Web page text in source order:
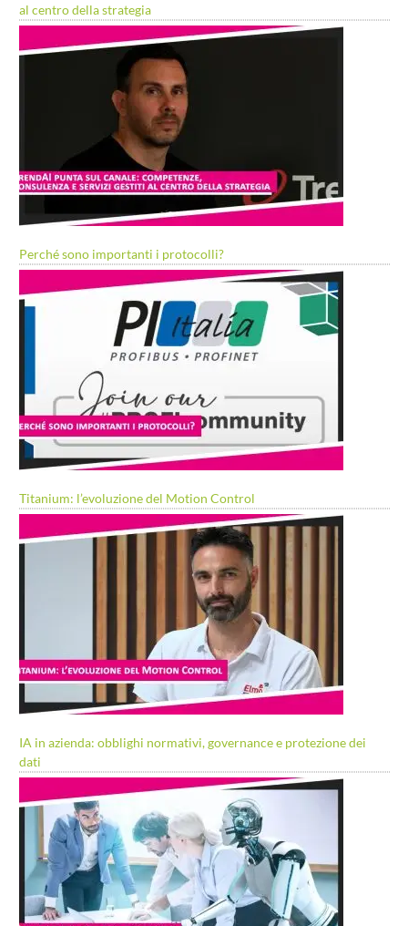
al centro della strategia
Perché sono importanti i protocolli?
Titanium: l’evoluzione del Motion Control
IA in azienda: obblighi normativi, governance e protezione dei
dati